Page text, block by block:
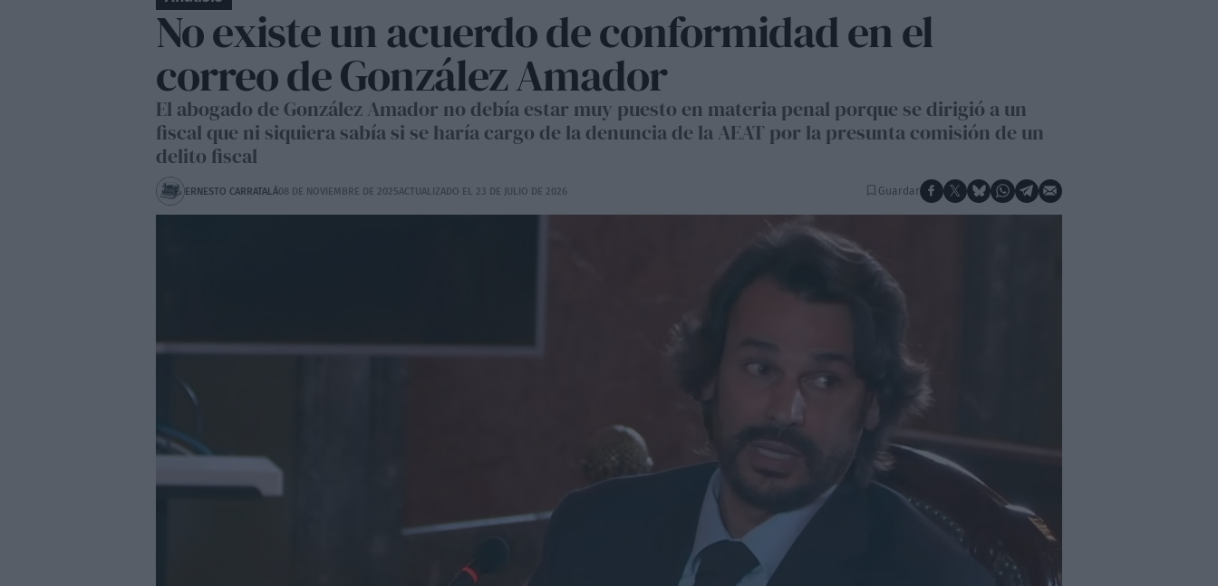
No existe un acuerdo de conformidad en el
correo de González Amador
El abogado de González Amador no debía estar muy puesto en materia penal porque se dirigió a un
fiscal que ni siquiera sabía si se haría cargo de la denuncia de la AEAT por la presunta comisión de un
delito fiscal
ERNESTO CARRATALÁ08 DE NOVIEMBRE DE 2025ACTUALIZADO EL 23 DE JULIO DE 2026 Guardar